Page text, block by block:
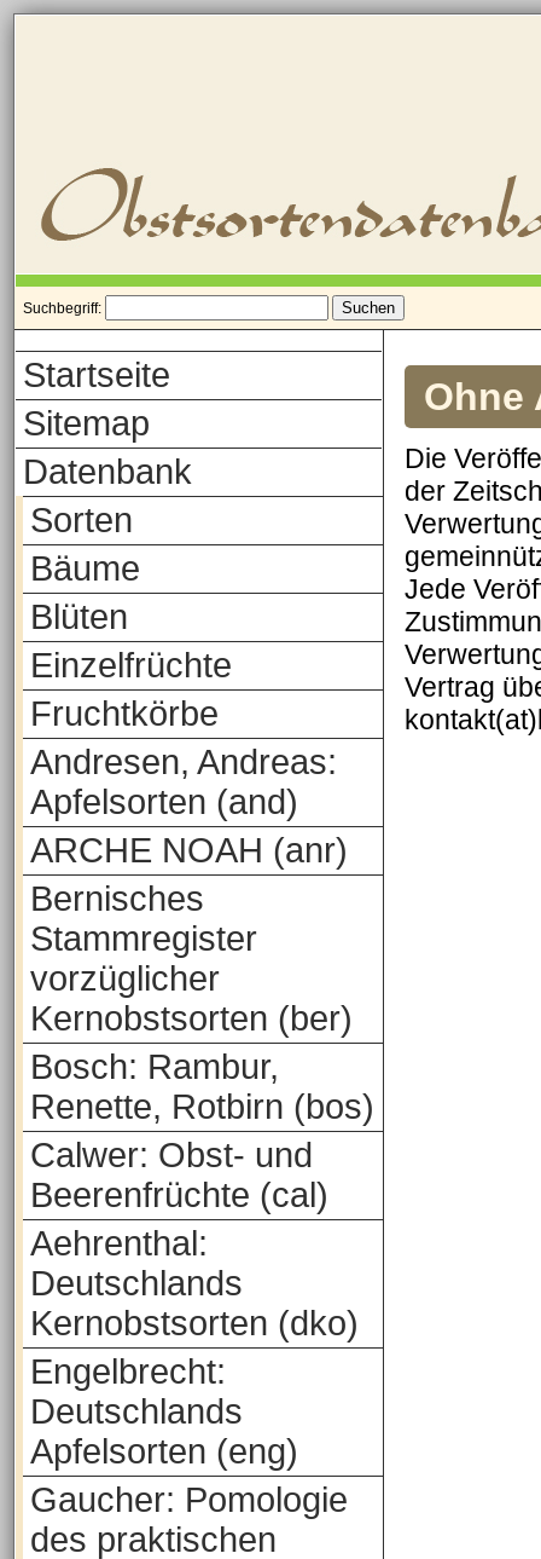
Suchbegriff:
Startseite
Sitemap
Datenbank
Sorten
Bäume
Blüten
Einzelfrüchte
Fruchtkörbe
Andresen, Andreas:
Apfelsorten (and)
ARCHE NOAH (anr)
Bernisches
Stammregister
vorzüglicher
Kernobstsorten (ber)
Bosch: Rambur,
Renette, Rotbirn (bos)
Calwer: Obst- und
Beerenfrüchte (cal)
Aehrenthal:
Deutschlands
Kernobstsorten (dko)
Engelbrecht:
Deutschlands
Apfelsorten (eng)
Gaucher: Pomologie
des praktischen
Ohne
Die
der
Jede
Vertrag